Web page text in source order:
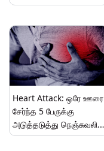
மரணம்.. பிரபலங்கள்
Heart Attack: ஒரே ஊரை
சேர்ந்த 5 பேருக்கு
அடுத்தடுத்து நெஞ்சுவலி..
கோவிட் தடுப்பூசி